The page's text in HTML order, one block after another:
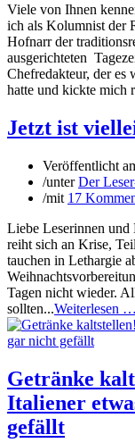
Viele von Ihnen
ich als Kolumnist der
Hofnarr der
ausgerichteten
Chefredakteur, der
hatte und kickte mich
Jetzt ist
Veröffentlicht
/unterDer
/mit 17
Liebe Leserinnen
reiht sich an Krise,
tauchen in Lethargie
Tagen nicht wieder.
sollten...Weiterlesen …
Getränke
Italiener
gefällt